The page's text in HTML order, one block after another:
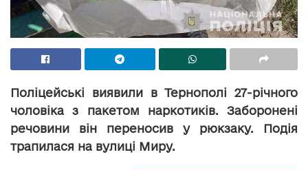
Поліцейські виявили в Тернополі 27-річного
чоловіка з пакетом наркотиків. Заборонені
речовини він переносив у рюкзаку. Подія
трапилася на вулиці Миру.